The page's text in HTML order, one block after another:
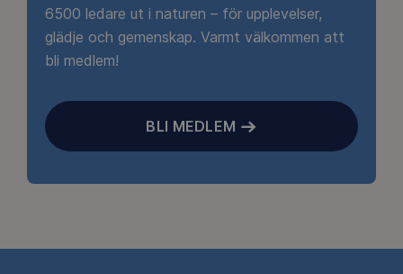
6500 ledare ut i naturen – för upplevelser,
glädje och gemenskap. Varmt välkommen att
bli medlem!
BLI MEDLEM